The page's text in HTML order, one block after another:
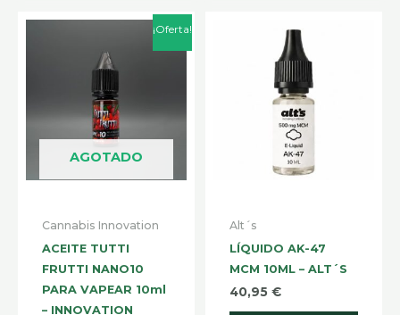
¡Oferta!
AGOTADO
Cannabis Innovation
ACEITE TUTTI
FRUTTI NANO10
PARA VAPEAR 10ml
– INNOVATION
El
era:
90,00 €.
El
precio
actual
Alt´s
LÍQUIDO AK-47
MCM 10ML – ALT´S
40,95 €